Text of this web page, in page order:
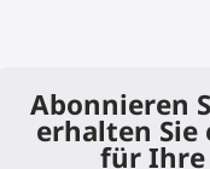
Abonnieren
erhalten Sie
für Ihre